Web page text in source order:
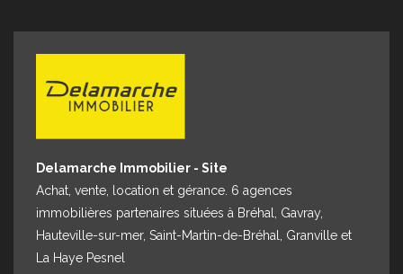
Delamarche Immobilier - Site
Achat, vente, location et gérance. 6 agences
immobilières partenaires situées à Bréhal, Gavray,
Hauteville-sur-mer, Saint-Martin-de-Bréhal, Granville et
La Haye Pesnel